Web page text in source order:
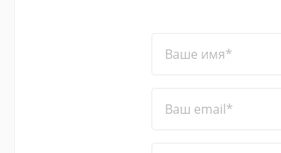
Ваше имя*
Ваш email*